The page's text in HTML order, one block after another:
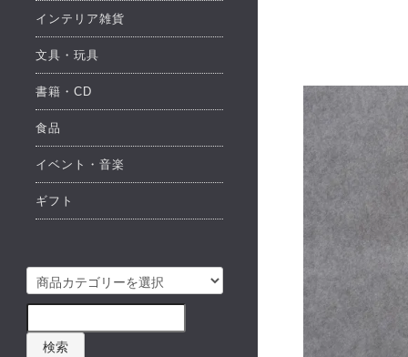
インテリア雑貨
文具・玩具
書籍・CD
食品
イベント・音楽
ギフト
検索